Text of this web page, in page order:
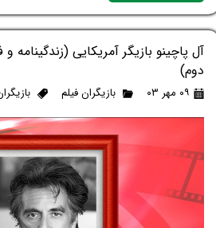
آل پاچینو بازیگر آمریکایی
دوم)
۰۹ مهر ۰۳ بازیگران فیلم